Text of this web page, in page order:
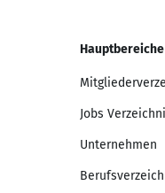
Hauptbereiche
Jobs
Unternehmen